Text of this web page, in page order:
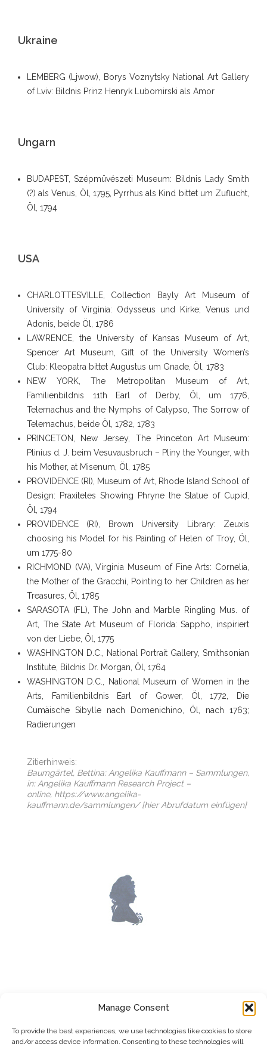
Manage Consent
To provide the best experiences, we use technologies like cookies to store
and/or access device information. Consenting to these technologies will
Ukraine
LEMBERG (Ljwow), Borys Voznytsky National Art Gallery
of Lviv: Bildnis Prinz Henryk Lubomirski als Amor
Ungarn
BUDAPEST, Szépmüvészeti Museum: Bildnis Lady Smith
(?) als Venus, Öl, 1795, Pyrrhus als Kind bittet um Zuflucht,
Öl, 1794
USA
CHARLOTTESVILLE, Collection Bayly Art Museum of
University of Virginia: Odysseus und Kirke; Venus und
Adonis, beide Öl, 1786
LAWRENCE, the University of Kansas Museum of Art,
Spencer Art Museum, Gift of the University Women’s
Club: Kleopatra bittet Augustus um Gnade, Öl, 1783
NEW YORK, The Metropolitan Museum of Art,
Familienbildnis 11th Earl of Derby, Öl, um 1776,
Telemachus and the Nymphs of Calypso, The Sorrow of
Telemachus, beide Öl, 1782, 1783
PRINCETON, New Jersey, The Princeton Art Museum:
Plinius d. J. beim Vesuvausbruch – Pliny the Younger, with
his Mother, at Misenum, Öl, 1785
PROVIDENCE (RI), Museum of Art, Rhode Island School of
Design: Praxiteles Showing Phryne the Statue of Cupid,
Öl, 1794
PROVIDENCE (RI), Brown University Library: Zeuxis
choosing his Model for his Painting of Helen of Troy, Öl,
um 1775-80
RICHMOND (VA), Virginia Museum of Fine Arts: Cornelia,
the Mother of the Gracchi, Pointing to her Children as her
Treasures, Öl, 1785
SARASOTA (FL), The John and Marble Ringling Mus. of
Art, The State Art Museum of Florida: Sappho, inspiriert
von der Liebe, Öl, 1775
WASHINGTON D.C., National Portrait Gallery, Smithsonian
Institute, Bildnis Dr. Morgan, Öl, 1764
WASHINGTON D.C., National Museum of Women in the
Arts, Familienbildnis Earl of Gower, Öl, 1772, Die
Cumäische Sibylle nach Domenichino, Öl, nach 1763;
Radierungen
Zitierhinweis:
Baumgärtel, Bettina: Angelika Kauffmann – Sammlungen,
in: Angelika Kauffmann Research Project –
online, https://www.angelika-
kauffmann.de/sammlungen/ [hier Abrufdatum einfügen]
LOST WORKS